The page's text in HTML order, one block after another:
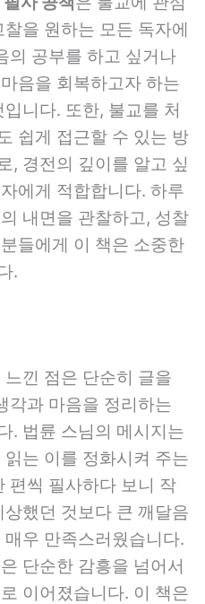
을 원하는 모든 독자에
의 공부를 하고 싶거나
음을 회복하고자 하는
니다. 또한, 불교를 처
쉽게 접근할 수 있는 방
, 경전의 깊이를 알고 싶
에게 적합합니다. 하루
내면을 관찰하고, 성찰
들에게 이 책은 소중한
.
낀 점은 단순히 글을
각과 마음을 정리하는
. 법륜 스님의 메시지는
는 이를 정화시켜 주는
편씩 필사하다 보니 작
했던 것보다 큰 깨달음
우 만족스러웠습니다.
단순한 감흥을 넘어서
이어졌습니다. 이 책은